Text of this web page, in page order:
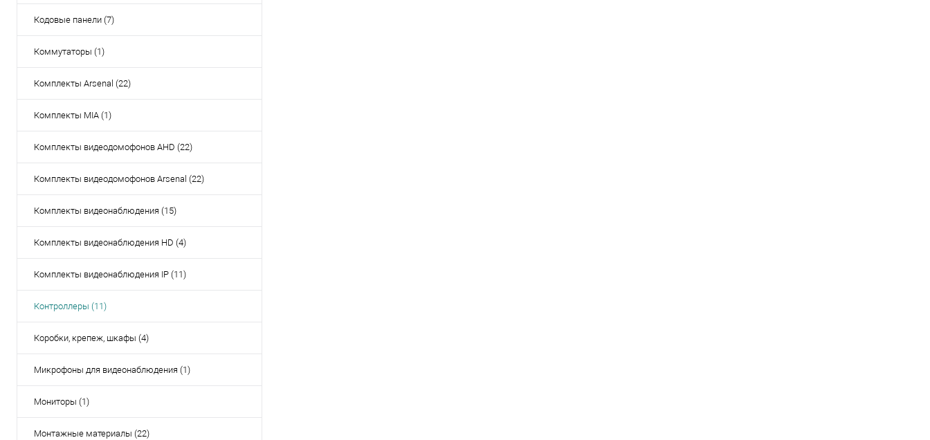
Кодовые панели (7)
Коммутаторы (1)
Комплекты Arsenal (22)
Комплекты MIA (1)
Комплекты видеодомофонов AHD (22)
Комплекты видеодомофонов Arsenal (22)
Комплекты видеонаблюдения (15)
Комплекты видеонаблюдения HD (4)
Комплекты видеонаблюдения IP (11)
Контроллеры (11)
Коробки, крепеж, шкафы (4)
Микрофоны для видеонаблюдения (1)
Мониторы (1)
Монтажные материалы (22)